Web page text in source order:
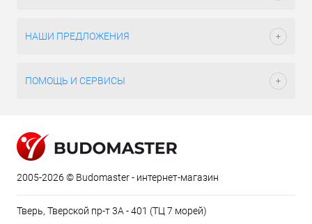
НАШИ ПРЕДЛОЖЕНИЯ
ПОМОЩЬ И СЕРВИСЫ
2005-2026 © Budomaster - интернет-магазин
Тверь, Тверской пр-т 3А - 401 (ТЦ 7 морей)